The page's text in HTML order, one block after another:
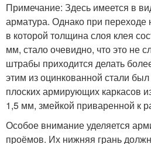
Примечание: Здесь имеется в
арматура. Однако при переходе
в которой толщина слоя клея
мм, стало очевидно, что это не
штрабы приходится делать
этим из оцинкованной стали
плоских армирующих каркасов
1,5 мм, змейкой приваренной к
Особое внимание уделяется
проёмов. Их нижняя грань